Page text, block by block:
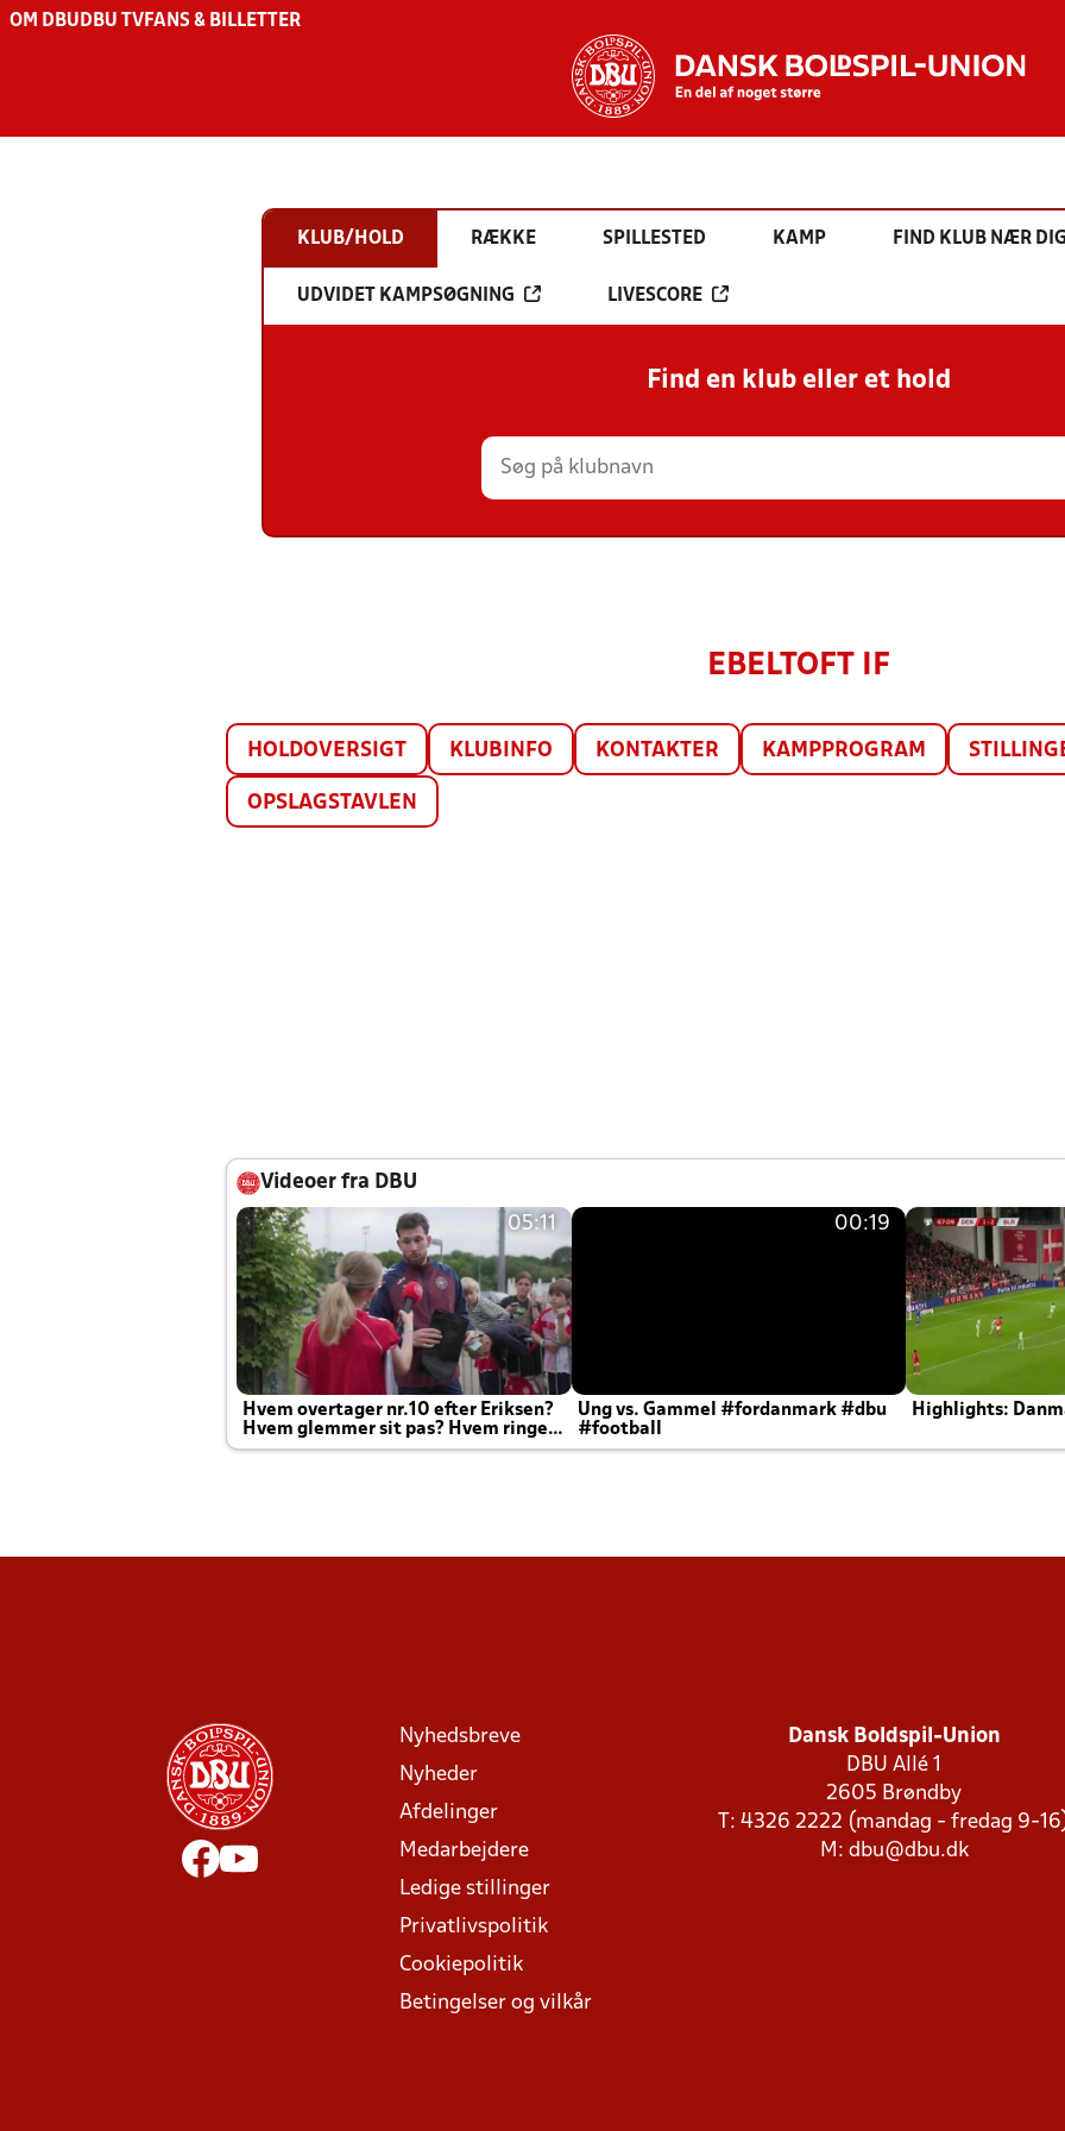
OM DBU DBU TV FANS & BILLETTER
KLUB/HOLD RÆKKE SPILLESTED KAMP FIND KLUB NÆR DIG
UDVIDET KAMPSØGNING LIVESCORE
Find en klub eller et hold
EBELTOFT IF
HOLDOVERSIGT KLUBINFO KONTAKTER KAMPPROGRAM
OPSLAGSTAVLEN
Videoer fra DBU
05:11
Hvem overtager nr.10 efter Eriksen?
Hvem glemmer sit pas? Hvem ringer
Joachim altid til efter kampe?
00:19
Ung vs. Gammel #fordanmark #dbu
#football
Highlights:
Nyhedsbreve
Nyheder
Afdelinger
Medarbejdere
Ledige stillinger
Privatlivspolitik
Cookiepolitik
Betingelser og vilkår
Dansk Boldspil-Union
DBU Allé 1
2605 Brøndby
T: 4326 2222 (mandag - fredag 9-
M: dbu@dbu.dk